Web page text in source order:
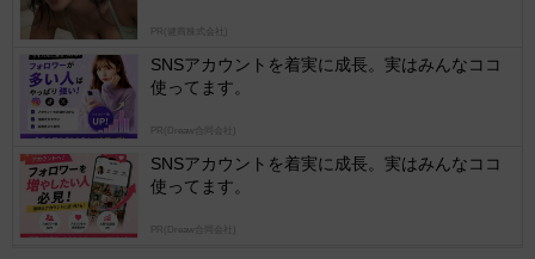
PR(健商株式会社)
SNSアカウントを着実に成長。実はみんなココ
使ってます。
PR(Dreaw合同会社)
SNSアカウントを着実に成長。実はみんなココ
使ってます。
PR(Dreaw合同会社)